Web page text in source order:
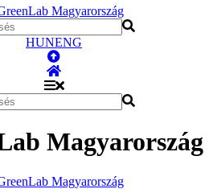
HUNENG